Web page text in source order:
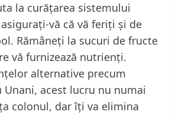
la curățarea sistemului
vă că vă feriți și de
Rămâneți la sucuri de fructe
vă furnizează nutrienți.
alternative precum
Unani, acest lucru nu numai
colonul, dar îți va elimina